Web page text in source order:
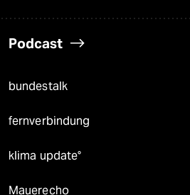
Podcast
bundestalk
fernverbindung
klima update°
Mauerecho